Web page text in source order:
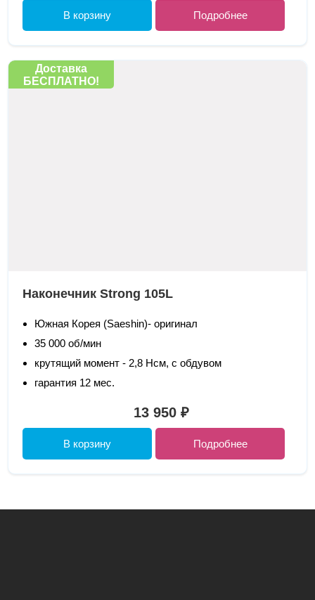
В корзину Подробнее
Доставка
БЕСПЛАТНО!
Наконечник Strong 105L
Южная Корея (Saeshin)- оригинал
35 000 об/мин
крутящий момент - 2,8 Нсм, с обдувом
гарантия 12 мес.
13 950 ₽
В корзину Подробнее